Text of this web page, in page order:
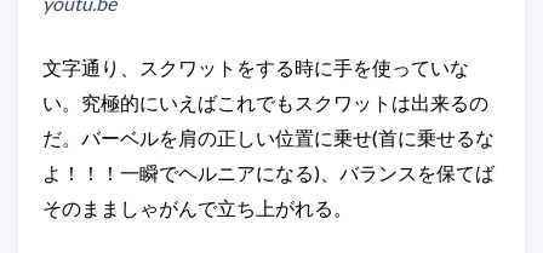
文字通り、スクワットをする時に手を使っていな
い。究極的にいえばこれでもスクワットは出来るの
だ。バーベルを肩の正しい位置に乗せ(首に乗せるな
よ！！！一瞬でヘルニアになる)、バランスを保てば
そのまましゃがんで立ち上がれる。